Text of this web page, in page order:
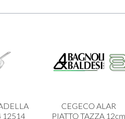
12514
CEGECO ALAR
PIATTO TAZZA 12cm